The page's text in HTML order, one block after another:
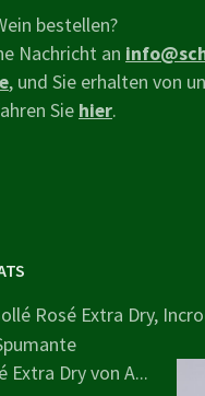
bestellen?
Nachricht an
, und Sie erhalten von
Sie hier.
Rosé Extra Dry,
Extra Dry von A...